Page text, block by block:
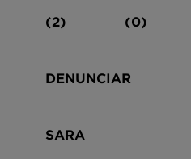
(2) (0)
DENUNCIAR
SARA